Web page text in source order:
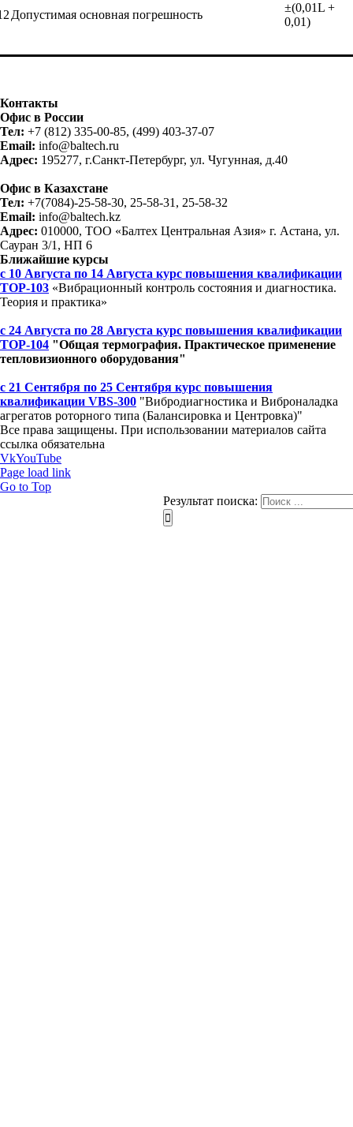
Результат поиска:
Допустимая основная погрешность
±(0,01L +
0,01)
Контакты
Офис в России
Тел: +7 (812) 335-00-85, (499) 403-37-07
Email: info@baltech.ru
Адрес: 195277, г.Санкт-Петербург, ул. Чугунная, д.40
Офис в Казахстане
Тел: +7(7084)-25-58-30, 25-58-31, 25-58-32
Email: info@baltech.kz
Адрес: 010000, ТОО «Балтех Центральная Азия» г. Астана, ул.
Сауран 3/1, НП 6
Ближайшие курсы
с 10 Августа по 14 Августа курс повышения квалификации
ТОР-103 «Вибрационный контроль состояния и диагностика.
Теория и практика»
с 24 Августа по 28 Августа курс повышения квалификации
ТОР-104 "Общая термография. Практическое применение
тепловизионного оборудования"
с 21 Сентября по 25 Сентября курс повышения
квалификации VBS-300 "Вибродиагностика и Виброналадка
агрегатов роторного типа (Балансировка и Центровка)"
Все права защищены. При использовании материалов сайта
ссылка обязательна
VkYouTube
Page load link
Go to Top